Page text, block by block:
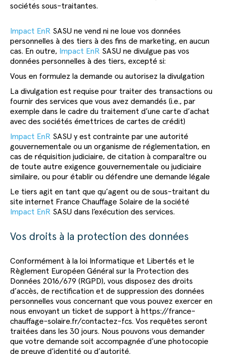
sociétés sous-traitantes.
Impact EnR SASU ne vend ni ne loue vos données
personnelles à des tiers à des fins de marketing, en aucun
cas. En outre, Impact EnR SASU ne divulgue pas vos
données personnelles à des tiers, excepté si:
Vous en formulez la demande ou autorisez la divulgation
La divulgation est requise pour traiter des transactions ou
fournir des services que vous avez demandés (i.e., par
exemple dans le cadre du traitement d’une carte d’achat
avec des sociétés émettrices de cartes de crédit)
Impact EnR SASU y est contrainte par une autorité
gouvernementale ou un organisme de réglementation, en
cas de réquisition judiciaire, de citation à comparaître ou
de toute autre exigence gouvernementale ou judiciaire
similaire, ou pour établir ou défendre une demande légale
Le tiers agit en tant que qu’agent ou de sous-traitant du
site internet France Chauffage Solaire de la société
Impact EnR SASU dans l’exécution des services.
Vos droits à la protection des données
Conformément à la loi Informatique et Libertés et le
Règlement Européen Général sur la Protection des
Données 2016/679 (RGPD), vous disposez des droits
d’accès, de rectification et de suppression des données
personnelles vous concernant que vous pouvez exercer en
nous envoyant un ticket de support à https://france-
chauffage-solaire.fr/contactez-fcs. Vos requêtes seront
traitées dans les 30 jours. Nous pouvons vous demander
que votre demande soit accompagnée d’une photocopie
de preuve d’identité ou d’autorité.